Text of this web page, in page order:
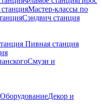
Мастер-классы по
Сэндвич станция
Пивная станция
Смузи и
ОборудованиеДекор и